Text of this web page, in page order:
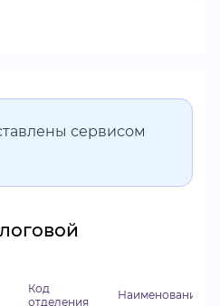
сервисом
Код
отделения
Наименование